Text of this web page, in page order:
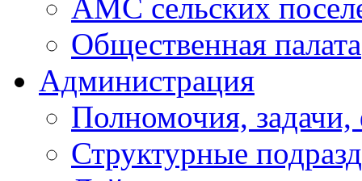
АМС сельских
Общественная палата
Администрация
Полномочия,
Структурные